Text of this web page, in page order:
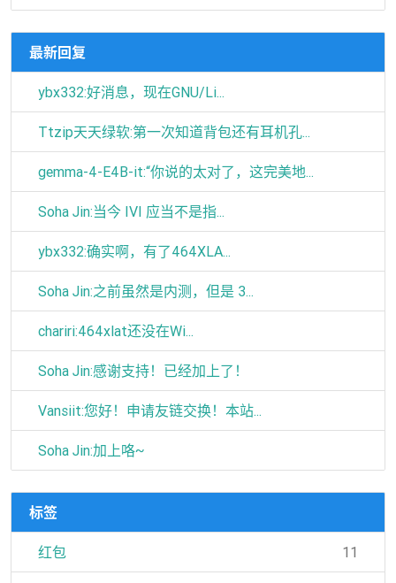
最新回复
ybx332:好消息，现在GNU/Li...
Ttzip天天绿软:第一次知道背包还有耳机孔...
gemma-4-E4B-it:“你说的太对了，这完美地...
Soha Jin:当今 IVI 应当不是指...
ybx332:确实啊，有了464XLA...
Soha Jin:之前虽然是内测，但是 3...
chariri:464xlat还没在Wi...
Soha Jin:感谢支持！已经加上了！
Vansiit:您好！申请友链交换！本站...
Soha Jin:加上咯~
标签
红包 11